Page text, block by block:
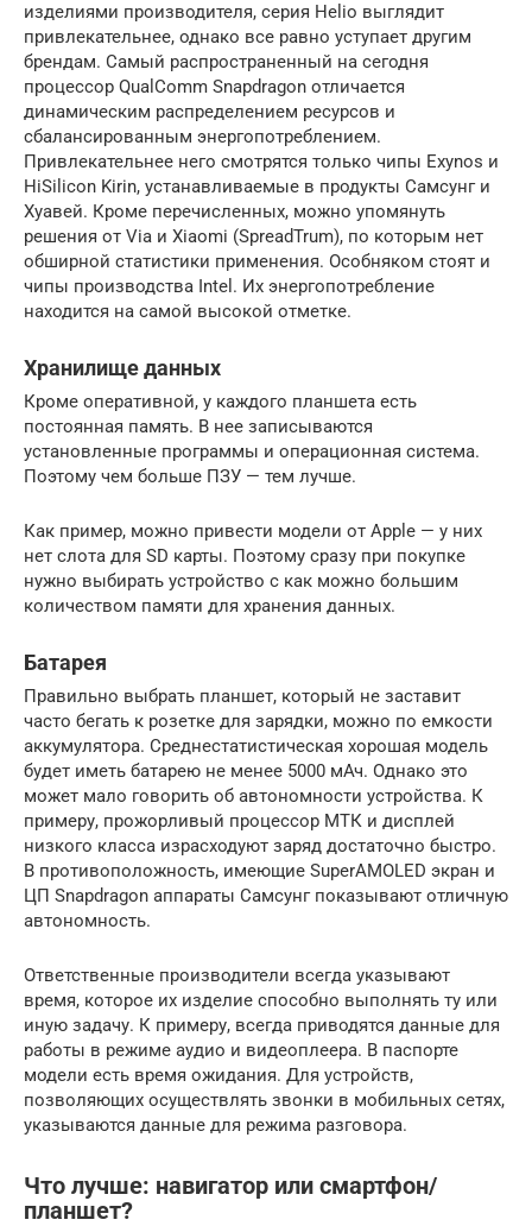
изделиями производителя, серия Helio выглядит
привлекательнее, однако все равно уступает другим
брендам. Самый распространенный на сегодня
процессор QualComm Snapdragon отличается
динамическим распределением ресурсов и
сбалансированным энергопотреблением.
Привлекательнее него смотрятся только чипы Exynos и
HiSilicon Kirin, устанавливаемые в продукты Самсунг и
Хуавей. Кроме перечисленных, можно упомянуть
решения от Via и Xiaomi (SpreadTrum), по которым нет
обширной статистики применения. Особняком стоят и
чипы производства Intel. Их энергопотребление
находится на самой высокой отметке.
Хранилище данных
Кроме оперативной, у каждого планшета есть
постоянная память. В нее записываются
установленные программы и операционная система.
Поэтому чем больше ПЗУ — тем лучше.
Как пример, можно привести модели от Apple — у них
нет слота для SD карты. Поэтому сразу при покупке
нужно выбирать устройство с как можно большим
количеством памяти для хранения данных.
Батарея
Правильно выбрать планшет, который не заставит
часто бегать к розетке для зарядки, можно по емкости
аккумулятора. Среднестатистическая хорошая модель
будет иметь батарею не менее 5000 мАч. Однако это
может мало говорить об автономности устройства. К
примеру, прожорливый процессор МТК и дисплей
низкого класса израсходуют заряд достаточно быстро.
В противоположность, имеющие SuperAMOLED экран и
ЦП Snapdragon аппараты Самсунг показывают отличную
автономность.
Ответственные производители всегда указывают
время, которое их изделие способно выполнять ту или
иную задачу. К примеру, всегда приводятся данные для
работы в режиме аудио и видеоплеера. В паспорте
модели есть время ожидания. Для устройств,
позволяющих осуществлять звонки в мобильных сетях,
указываются данные для режима разговора.
Что лучше: навигатор или смартфон/
планшет?